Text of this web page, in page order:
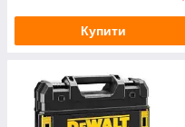
Купити